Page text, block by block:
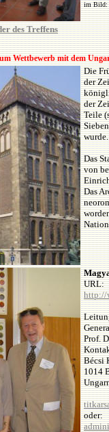
im Bild:
des Treffens
Wettbewerb mit dem
Die
der
der
Teile
wurde.
Das
von
Das
URL:
http://
Prof.
Bécsi
1014
oder: